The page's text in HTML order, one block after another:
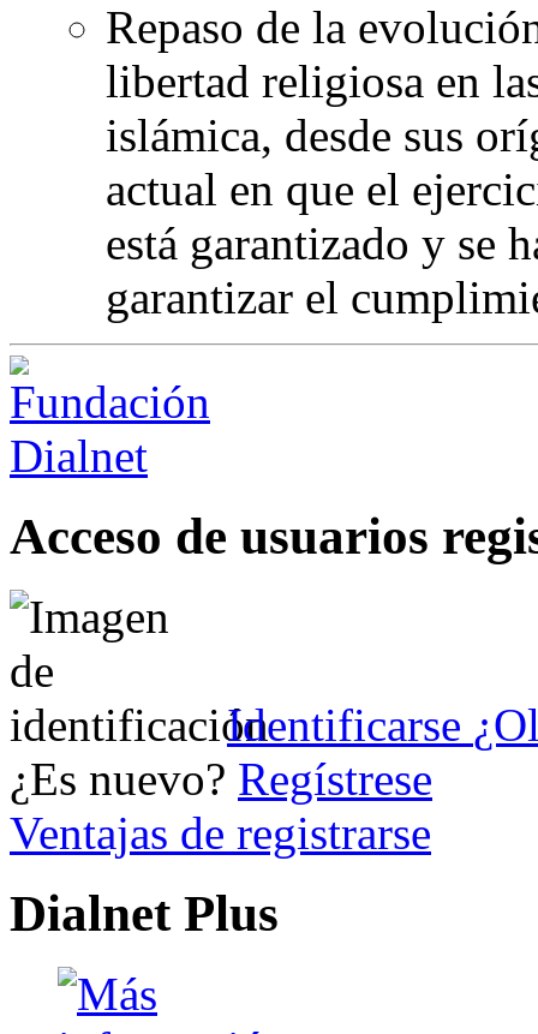
Repaso de la
libertad religiosa en
islámica, desde sus
actual en que el
está garantizado y se
garantizar el
Acceso de usuarios
Identificarse
¿Es nuevo? Regístrese
Ventajas de registrarse
Dialnet Plus